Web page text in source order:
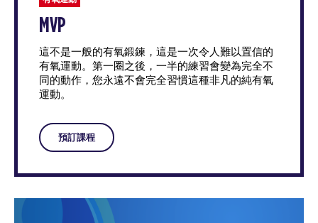
MVP
這不是一般的有氧鍛鍊，這是一次令人難以置信的
有氧運動。第一圈之後，一半的練習會變為完全不
同的動作，您永遠不會完全習慣這種非凡的純有氧
運動。
預訂課程